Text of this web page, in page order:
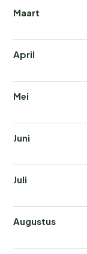
Maart
April
Mei
Juni
Juli
Augustus